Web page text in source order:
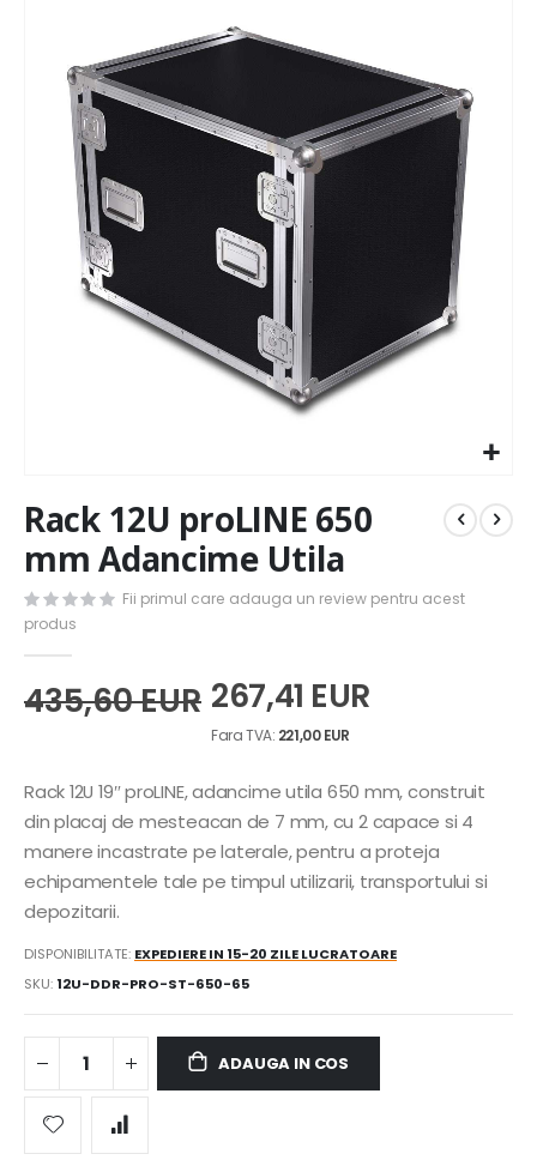
images
gallery
to
the
beginning
of
the
images
gallery
Rack 12U proLINE 650
mm Adancime Utila
Fii primul care adauga un review pentru acest
produs
435,60 EUR 267,41 EUR
221,00 EUR
Rack 12U 19″ proLINE, adancime utila 650 mm, construit
din placaj de mesteacan de 7 mm, cu 2 capace si 4
manere incastrate pe laterale, pentru a proteja
echipamentele tale pe timpul utilizarii, transportului si
depozitarii.
DISPONIBILITATE: EXPEDIERE IN 15-20 ZILE LUCRATOARE
SKU 12U-DDR-PRO-ST-650-65
ADAUGA IN COS